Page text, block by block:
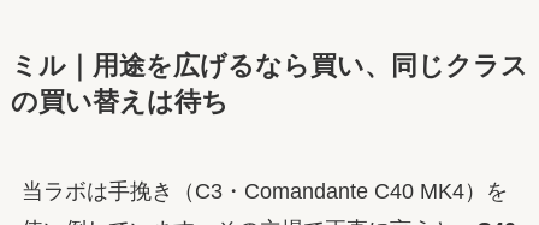
ミル｜用途を広げるなら買い、同じクラス
の買い替えは待ち
当ラボは手挽き（C3・Comandante C40 MK4）を